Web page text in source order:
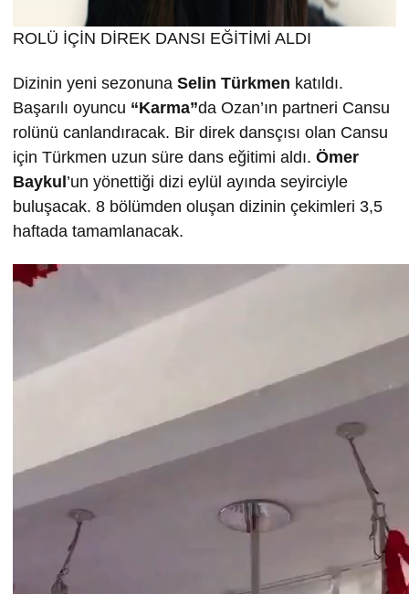
ROLÜ İÇİN DİREK DANSI EĞİTİMİ ALDI
Dizinin yeni sezonuna Selin Türkmen katıldı.
Başarılı oyuncu “Karma”da Ozan’ın partneri Cansu
rolünü canlandıracak. Bir direk dansçısı olan Cansu
için Türkmen uzun süre dans eğitimi aldı. Ömer
Baykul’un yönettiği dizi eylül ayında seyirciyle
buluşacak. 8 bölümden oluşan dizinin çekimleri 3,5
haftada tamamlanacak.